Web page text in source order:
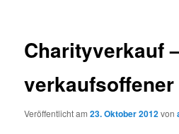
Charityverkauf
Veröffentlicht am23. Oktober 2012von